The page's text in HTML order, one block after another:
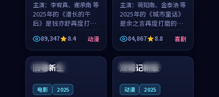
主演： 李宥真、谢承南 等
2025年的《漫长的午
后》是钱亦舒再度打磨
的动漫佳作。中国大陆
的取景与海岛日常的氛
围相互成就，李宥真与
谢承南的对手戏自然克
制，让整部影片在悬念
89,347 8.4 动漫
主演： 蒋知南、金泰浩 等
2025年的《城市童话》
是余之言再度打磨的喜
剧佳作。美国的取景与
历史战争的氛围相互成
就，蒋知南与金泰浩的
对手戏自然克制，让整
部影片在悬念与温度
84,867 8.8 喜剧
英国 完结
旧巷新生
电影 2025
中国 独播
双城记新版
动漫 2025